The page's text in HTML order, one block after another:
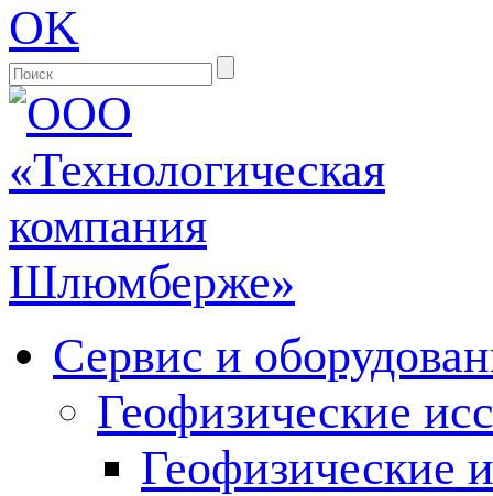
OK
Сервис и
Геофизические
Геофизические